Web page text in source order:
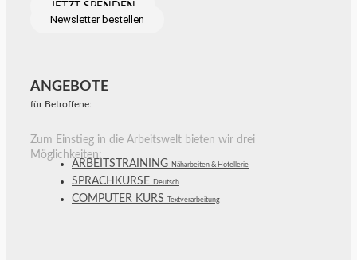
JETZT SPENDEN
Newsletter bestellen
ANGEBOTE
für Betroffene:
Zum Einstieg in die Arbeitswelt bieten wir drei
Möglichkeiten:
ARBEITSTRAINING Näharbeiten & Hotellerie
SPRACHKURSE Deutsch
COMPUTER KURS Textverarbeitung